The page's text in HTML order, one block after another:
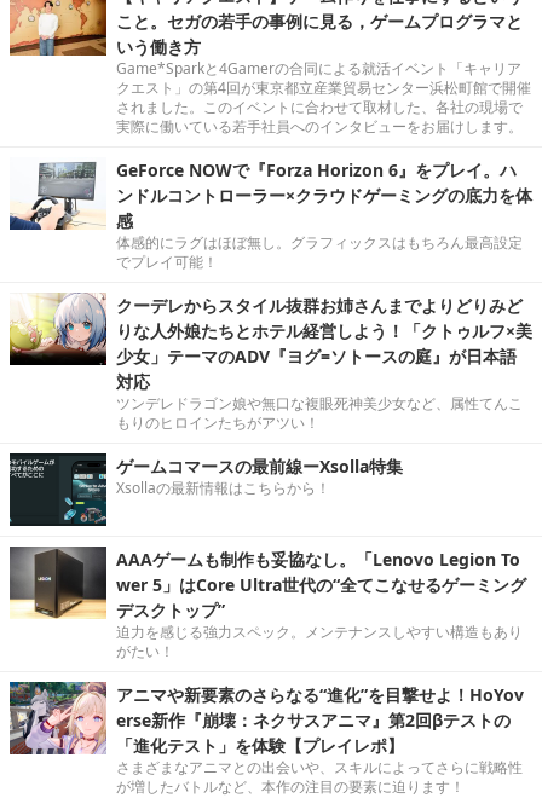
こと。セガの若手の事例に見る，ゲームプログラマと
いう働き方
Game*Sparkと4Gamerの合同による就活イベント「キャリア
クエスト」の第4回が東京都立産業貿易センター浜松町館で開催
されました。このイベントに合わせて取材した、各社の現場で
実際に働いている若手社員へのインタビューをお届けします。
GeForce NOWで『Forza Horizon 6』をプレイ。ハ
ンドルコントローラー×クラウドゲーミングの底力を体
感
体感的にラグはほぼ無し。グラフィックスはもちろん最高設定
でプレイ可能！
クーデレからスタイル抜群お姉さんまでよりどりみど
りな人外娘たちとホテル経営しよう！「クトゥルフ×美
少女」テーマのADV『ヨグ=ソトースの庭』が日本語
対応
ツンデレドラゴン娘や無口な複眼死神美少女など、属性てんこ
もりのヒロインたちがアツい！
ゲームコマースの最前線ーXsolla特集
Xsollaの最新情報はこちらから！
AAAゲームも制作も妥協なし。「Lenovo Legion To
wer 5」はCore Ultra世代の“全てこなせるゲーミング
デスクトップ”
迫力を感じる強力スペック。メンテナンスしやすい構造もあり
がたい！
アニマや新要素のさらなる“進化”を目撃せよ！HoYov
erse新作『崩壊：ネクサスアニマ』第2回βテストの
「進化テスト」を体験【プレイレポ】
さまざまなアニマとの出会いや、スキルによってさらに戦略性
が増したバトルなど、本作の注目の要素に迫ります！